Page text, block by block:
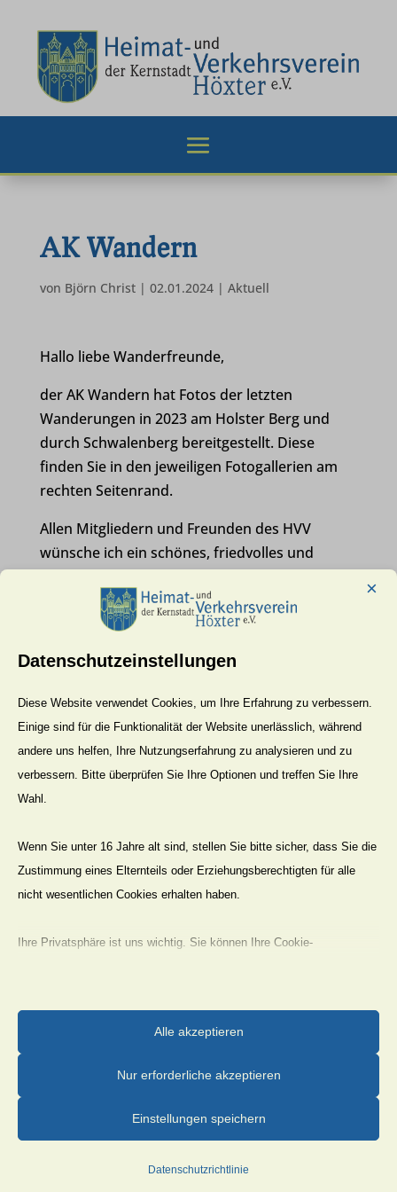
AK Wandern
von Björn Christ| 02.01.2024| Aktuell
Hallo liebe Wanderfreunde,
der AK Wandern hat Fotos der letzten
Wanderungen in 2023 am Holster Berg und
durch Schwalenberg bereitgestellt. Diese
finden Sie in den jeweiligen Fotogallerien am
rechten Seitenrand.
Allen Mitgliedern und Freunden des HVV
wünsche ich ein schönes, friedvolles und
Lieben Gruß
Spaziergänge in und um Höxter
Albaxen
Brenkhausen
Bruchhausen
Godelheim
Datenschutzeinstellungen
×
Diese Website verwendet Cookies, um Ihre Erfahrung zu verbessern.
Einige sind für die Funktionalität der Website unerlässlich, während
andere uns helfen, Ihre Nutzungserfahrung zu analysieren und zu
verbessern. Bitte überprüfen Sie Ihre Optionen und treffen Sie Ihre
Wahl.
Wenn Sie unter 16 Jahre alt sind, stellen Sie bitte sicher, dass Sie die
Zustimmung eines Elternteils oder Erziehungsberechtigten für alle
nicht wesentlichen Cookies erhalten haben.
Ihre Privatsphäre ist uns wichtig. Sie können Ihre Cookie-
Sie können Ihre Präferenzen jederzeit ändern, indem Sie auf die
Schaltfläche „Einstellungen“ unten klicken.
Beachten Sie, dass das Deaktivieren bestimmter Arten von Cookies
beeinträchtigen kann.
Alle akzeptieren
Nur erforderliche akzeptieren
Einstellungen speichern
Datenschutzrichtlinie